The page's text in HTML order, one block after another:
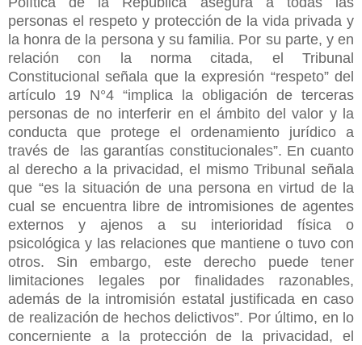
personas el respeto y protección de la vida privada y
la honra de la persona y su familia. Por su parte, y en
relación con la norma citada, el Tribunal
Constitucional señala que la expresión “respeto” del
artículo 19 N°4 “implica la obligación de terceras
personas de no interferir en el ámbito del valor y la
conducta que protege el ordenamiento jurídico a
través de las garantías constitucionales”. En cuanto
al derecho a la privacidad, el mismo Tribunal señala
que “es la situación de una persona en virtud de la
cual se encuentra libre de intromisiones de agentes
externos y ajenos a su interioridad física o
psicológica y las relaciones que mantiene o tuvo con
otros. Sin embargo, este derecho puede tener
limitaciones legales por finalidades razonables,
además de la intromisión estatal justificada en caso
de realización de hechos delictivos”. Por último, en lo
concerniente a la protección de la privacidad, el